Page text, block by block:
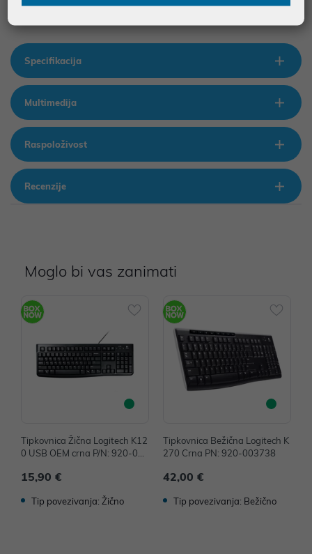
Specifikacija
Multimedija
Raspoloživost
Recenzije
Moglo bi vas zanimati
Tipkovnica Žična Logitech K12
0 USB OEM crna P/N: 920-002
15,90 €
Tip povezivanja: Žično
Tipkovnica Bežična Logitech K
270 Crna PN: 920-003738
42,00 €
Tip povezivanja: Bežično